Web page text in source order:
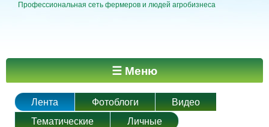
Профессиональная сеть фермеров и людей агробизнеса
Главное меню ☰ Меню
Лента Фотоблоги
Видео
Тематические
Личные